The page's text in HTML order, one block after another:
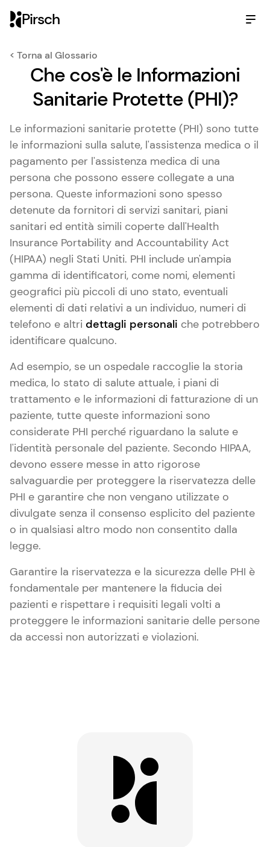
Pirsch
< Torna al Glossario
Che cos'è le Informazioni
Sanitarie Protette (PHI)?
Le informazioni sanitarie protette (PHI) sono tutte
le informazioni sulla salute, l'assistenza medica o il
pagamento per l'assistenza medica di una
persona che possono essere collegate a una
persona. Queste informazioni sono spesso
detenute da fornitori di servizi sanitari, piani
sanitari ed entità simili coperte dall'Health
Insurance Portability and Accountability Act
(HIPAA) negli Stati Uniti. PHI include un'ampia
gamma di identificatori, come nomi, elementi
geografici più piccoli di uno stato, eventuali
elementi di dati relativi a un individuo, numeri di
telefono e altri dettagli personali che potrebbero
identificare qualcuno.
Ad esempio, se un ospedale raccoglie la storia
medica, lo stato di salute attuale, i piani di
trattamento e le informazioni di fatturazione di un
paziente, tutte queste informazioni sono
considerate PHI perché riguardano la salute e
l'identità personale del paziente. Secondo HIPAA,
devono essere messe in atto rigorose
salvaguardie per proteggere la riservatezza delle
PHI e garantire che non vengano utilizzate o
divulgate senza il consenso esplicito del paziente
o in qualsiasi altro modo non consentito dalla
legge.
Garantire la riservatezza e la sicurezza delle PHI è
fondamentale per mantenere la fiducia dei
pazienti e rispettare i requisiti legali volti a
proteggere le informazioni sanitarie delle persone
da accessi non autorizzati e violazioni.